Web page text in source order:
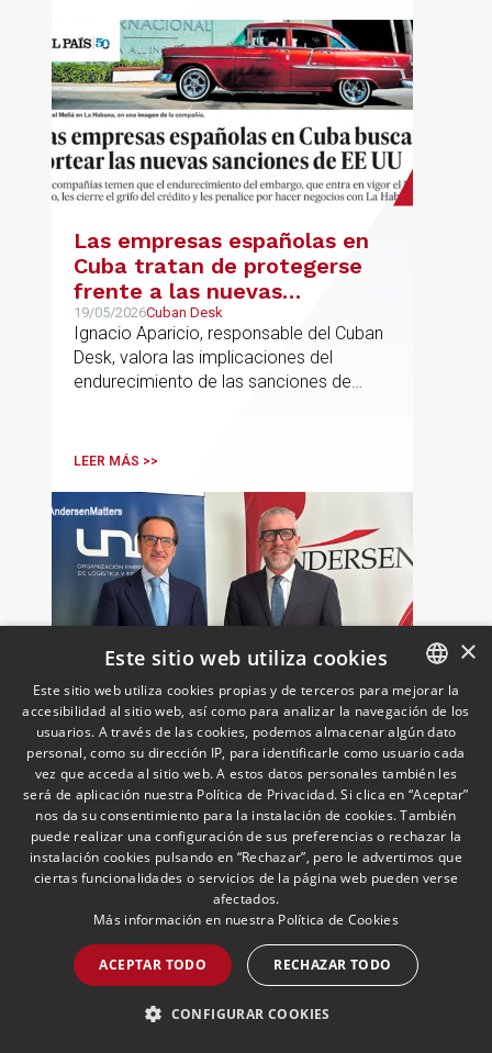
Las empresas españolas en
Cuba tratan de protegerse
frente a las nuevas
sanciones millonarias que
prepara Estados Unidos
19/05/2026Cuban Desk
Ignacio Aparicio, responsable del Cuban
Desk, valora las implicaciones del
endurecimiento de las sanciones de
LEER MÁS >>
UNO incorpora a Andersen
como socio colaborador para
reforzar el asesoramiento
jurídico y fiscal del sector
logístico
18/05/2026 Laboral, Fiscal, Público y Regulatorio,
Transporte, Movilidad & Logística
El presidente de UNO Logística,
Francisco Aranda, y el socio director de
Andersen Iberia, José Vicente Morote,
han rubricado un acuerdo de
colaboración con el que ambas
entidades trabajarán para ayudar a las
empresas logísticas a anticipar y
gestionar con mayor seguridad jurídica
SPANISH
ENGLISH
PORTUGUESE
×
Este sitio web utiliza cookies
Este sitio web utiliza cookies propias y de terceros para mejorar la
accesibilidad al sitio web, así como para analizar la navegación de los
usuarios. A través de las cookies, podemos almacenar algún dato
personal, como su dirección IP, para identificarle como usuario cada
vez que acceda al sitio web. A estos datos personales también les
será de aplicación nuestra Política de Privacidad. Si clica en “Aceptar”
nos da su consentimiento para la instalación de cookies. También
puede realizar una configuración de sus preferencias o rechazar la
instalación cookies pulsando en “Rechazar”, pero le advertimos que
ciertas funcionalidades o servicios de la página web pueden verse
afectados.
Más información en nuestra Política de Cookies
ACEPTAR TODO RECHAZAR TODO
CONFIGURAR COOKIES